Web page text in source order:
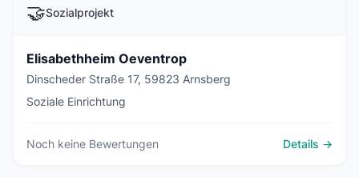
🤝Sozialprojekt
Elisabethheim Oeventrop
Dinscheder Straße 17, 59823 Arnsberg
Soziale Einrichtung
Noch keine Bewertungen Details →